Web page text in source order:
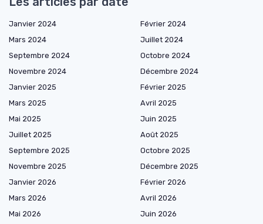
Janvier 2024
Février 2024
Mars 2024
Juillet 2024
Septembre 2024
Octobre 2024
Novembre 2024
Décembre 2024
Janvier 2025
Février 2025
Mars 2025
Avril 2025
Mai 2025
Juin 2025
Juillet 2025
Août 2025
Septembre 2025
Octobre 2025
Novembre 2025
Décembre 2025
Janvier 2026
Février 2026
Mars 2026
Avril 2026
Mai 2026
Juin 2026